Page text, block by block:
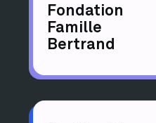
Fondation
Famille
Bertrand